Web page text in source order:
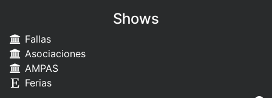
Shows
Fallas
Asociaciones
AMPAS
Ferias